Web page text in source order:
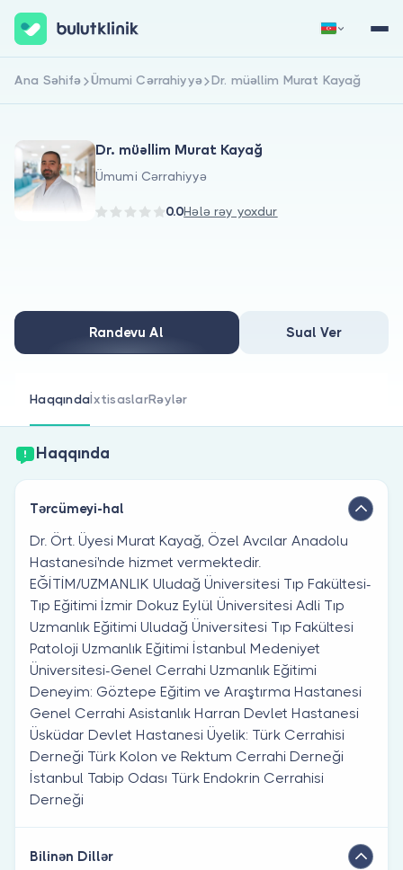
Həkimlər üçün
Həkim siniz?
Qeydiyyat Daxil Ol
Ana Səhifə Ümumi Cərrahiyyə Dr. müəllim Murat Kayağ
Dr. müəllim Murat Kayağ
Ümumi Cərrahiyyə
0.0Hələ rəy yoxdur
Randevu Al Sual Ver
HaqqındaİxtisaslarRəylər
Haqqında
Tərcümeyi-hal
Dr. Ört. Üyesi Murat Kayağ, Özel Avcılar Anadolu
Hastanesi'nde hizmet vermektedir.
EĞİTİM/UZMANLIK Uludağ Üniversitesi Tıp Fakültesi-
Tıp Eğitimi İzmir Dokuz Eylül Üniversitesi Adli Tıp
Uzmanlık Eğitimi Uludağ Üniversitesi Tıp Fakültesi
Patoloji Uzmanlık Eğitimi İstanbul Medeniyet
Üniversitesi-Genel Cerrahi Uzmanlık Eğitimi
Deneyim: Göztepe Eğitim ve Araştırma Hastanesi
Genel Cerrahi Asistanlık Harran Devlet Hastanesi
Üsküdar Devlet Hastanesi Üyelik: Türk Cerrahisi
Derneği Türk Kolon ve Rektum Cerrahi Derneği
İstanbul Tabip Odası Türk Endokrin Cerrahisi
Derneği
Bilinən Dillər